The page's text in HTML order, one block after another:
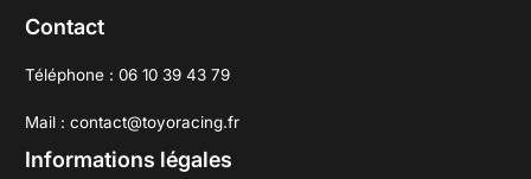
Contact
Téléphone : 06 10 39 43 79
Mail : contact@toyoracing.fr
Informations légales